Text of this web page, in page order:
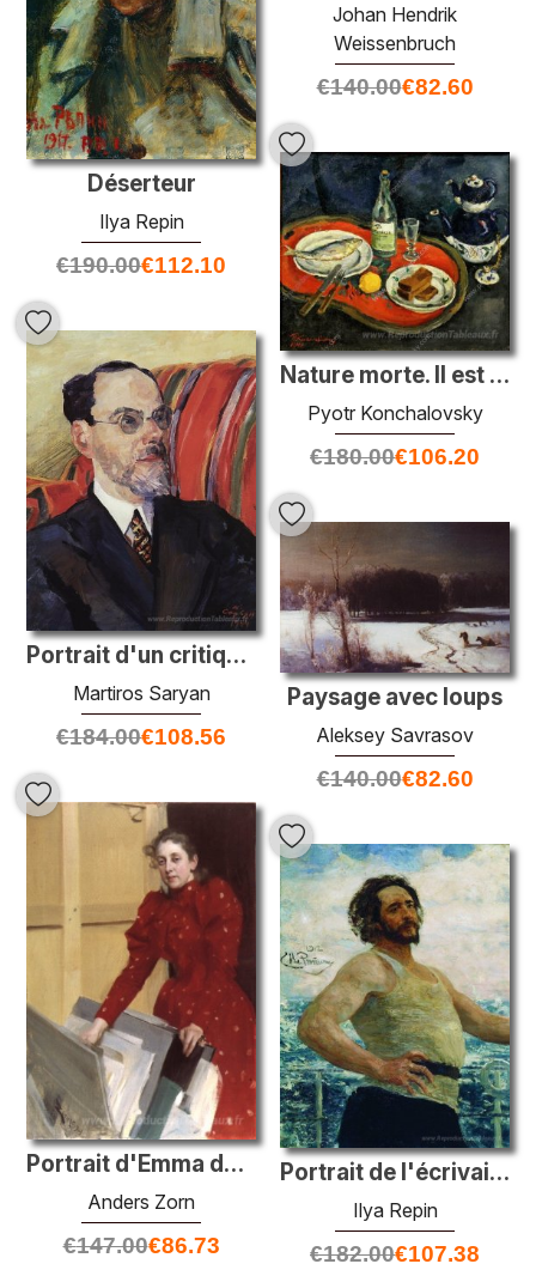
Johan Hendrik
Weissenbruch
€140.00€82.60
Déserteur
Ilya Repin
€190.00€112.10
Nature morte. Il est temps pour le thé.
Pyotr Konchalovsky
€180.00€106.20
Portrait d'un critique d'art Abram Efros
Martiros Saryan
€184.00€108.56
Paysage avec loups
Aleksey Savrasov
€140.00€82.60
Portrait d'Emma dans le studio de Paris
Anders Zorn
€147.00€86.73
Portrait de l'écrivain Leonid Nikolayevich Andreyev sur un yacht
Ilya Repin
€182.00€107.38